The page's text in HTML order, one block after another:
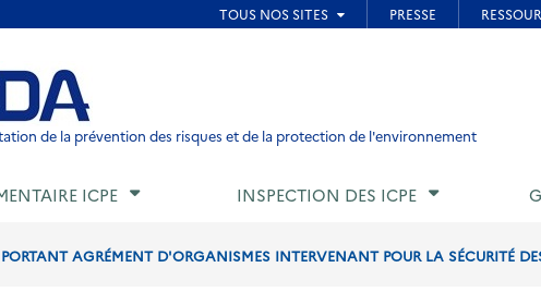
de page
de la prévention des risques et de la protection de l'environnement
ICPE INSPECTION DES ICPE
AGRÉMENT D'ORGANISMES INTERVENANT POUR LA SÉCURITÉ